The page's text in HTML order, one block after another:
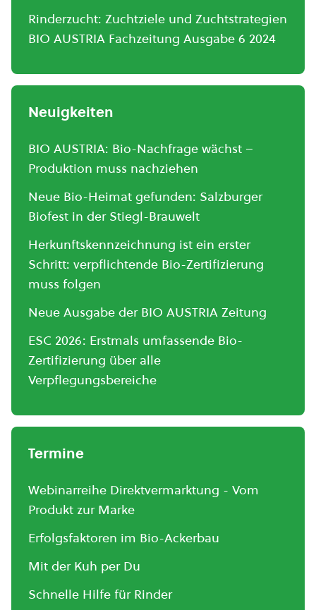
Rinderzucht: Zuchtziele und Zuchtstrategien
BIO AUSTRIA Fachzeitung Ausgabe 6 2024
Neuigkeiten
BIO AUSTRIA: Bio-Nachfrage wächst –
Produktion muss nachziehen
Neue Bio-Heimat gefunden: Salzburger
Biofest in der Stiegl-Brauwelt
Herkunftskennzeichnung ist ein erster
Schritt: verpflichtende Bio-Zertifizierung
muss folgen
Neue Ausgabe der BIO AUSTRIA Zeitung
ESC 2026: Erstmals umfassende Bio-
Zertifizierung über alle
Verpflegungsbereiche
Termine
Webinarreihe Direktvermarktung - Vom
Produkt zur Marke
Erfolgsfaktoren im Bio-Ackerbau
Mit der Kuh per Du
Schnelle Hilfe für Rinder